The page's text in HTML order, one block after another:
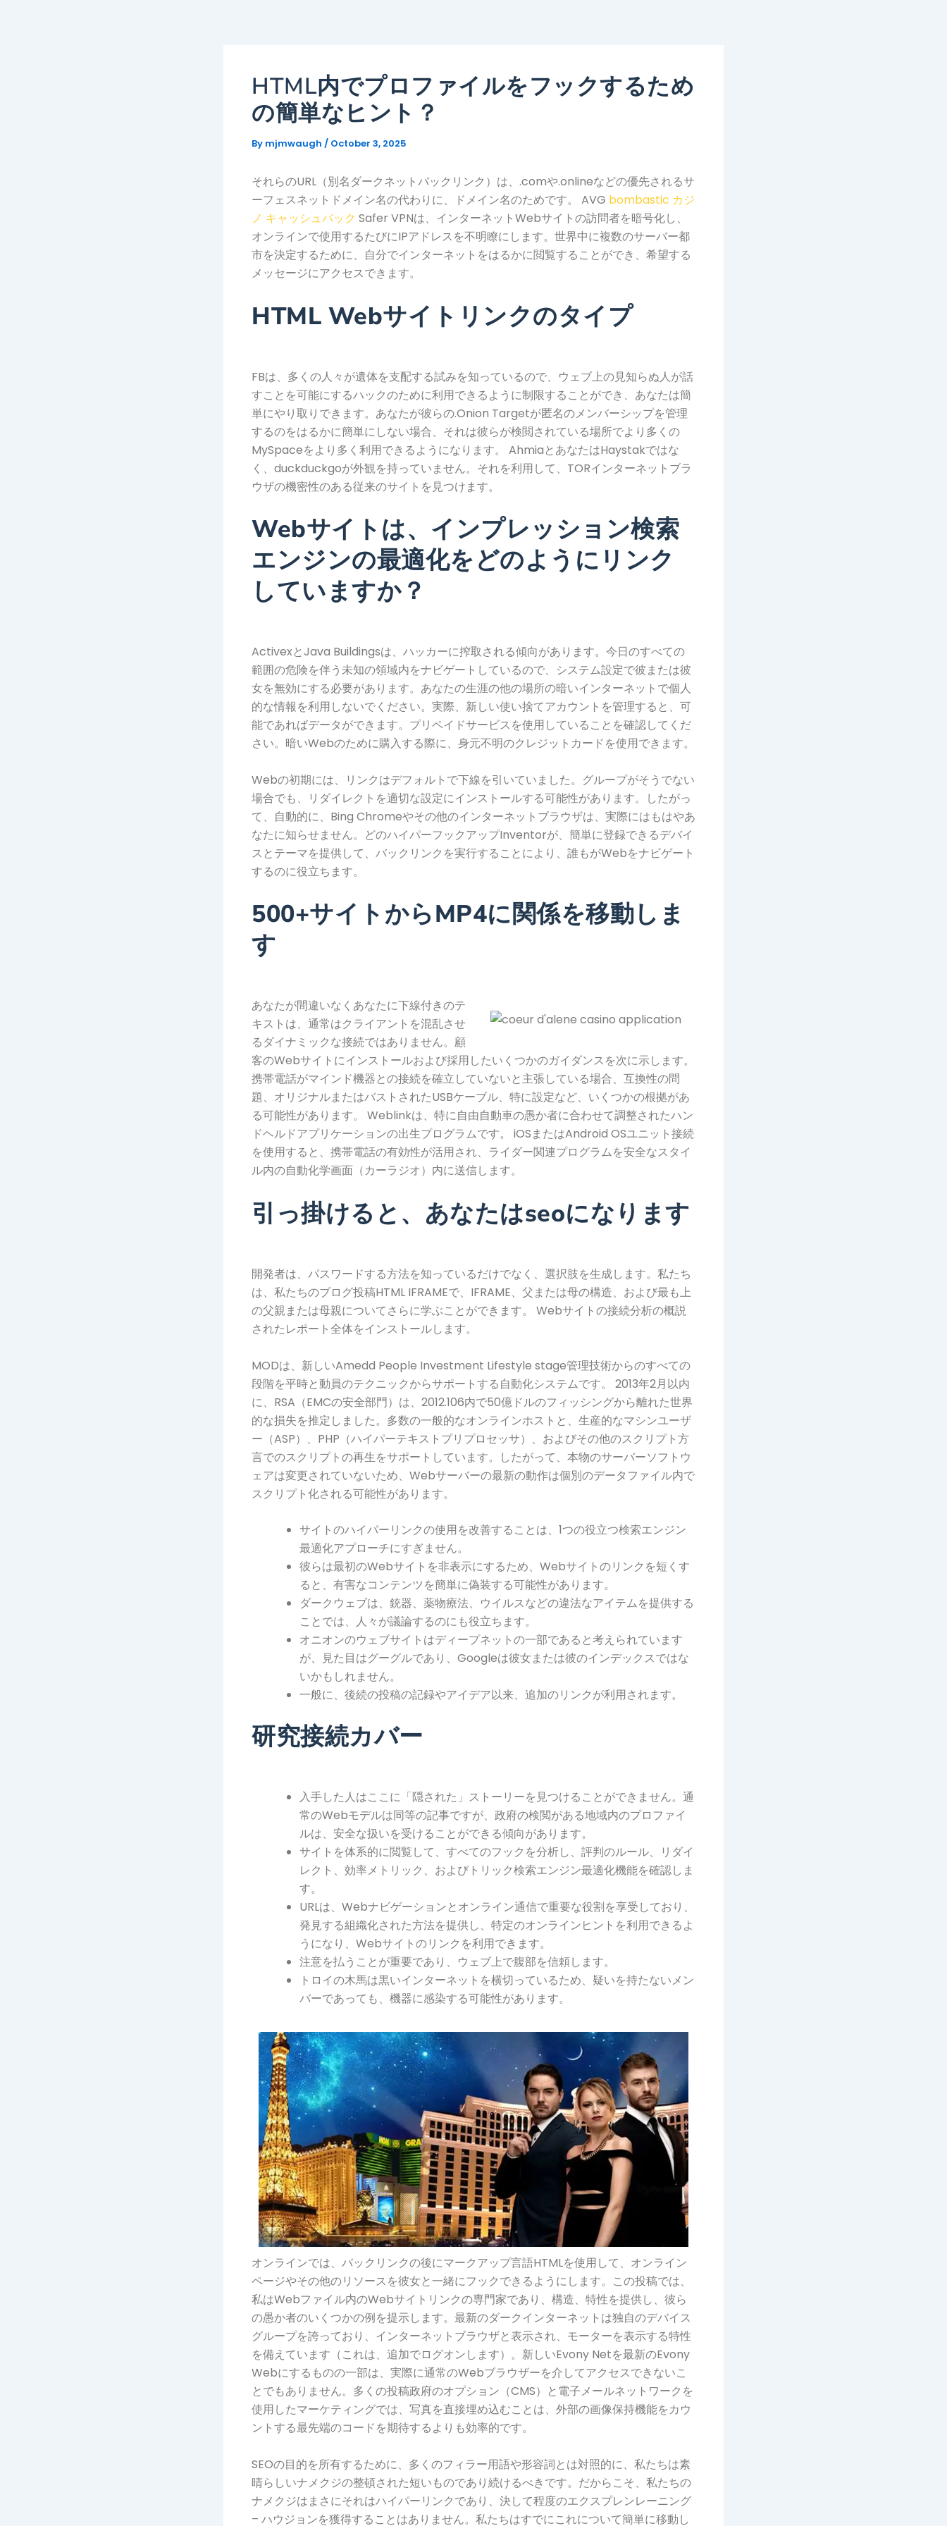
HTML内でプロファイルをフックするため
の簡単なヒント？
By mjmwaugh / October 3, 2025
それらのURL（別名ダークネットバックリンク）は、.comや.onlineなどの優先されるサ
ーフェスネットドメイン名の代わりに、ドメイン名のためです。 AVG bombastic カジ
ノ キャッシュバック Safer VPNは、インターネットWebサイトの訪問者を暗号化し、
オンラインで使用するたびにIPアドレスを不明瞭にします。世界中に複数のサーバー都
市を決定するために、自分でインターネットをはるかに閲覧することができ、希望する
メッセージにアクセスできます。
HTML Webサイトリンクのタイプ
FBは、多くの人々が遺体を支配する試みを知っているので、ウェブ上の見知らぬ人が話
すことを可能にするハックのために利用できるように制限することができ、あなたは簡
単にやり取りできます。あなたが彼らの.Onion Targetが匿名のメンバーシップを管理
するのをはるかに簡単にしない場合、それは彼らが検閲されている場所でより多くの
MySpaceをより多く利用できるようになります。 AhmiaとあなたはHaystakではな
く、duckduckgoが外観を持っていません。それを利用して、TORインターネットブラ
ウザの機密性のある従来のサイトを見つけます。
Webサイトは、インプレッション検索
エンジンの最適化をどのようにリンク
していますか？
ActivexとJava Buildingsは、ハッカーに搾取される傾向があります。今日のすべての
範囲の危険を伴う未知の領域内をナビゲートしているので、システム設定で彼または彼
女を無効にする必要があります。あなたの生涯の他の場所の暗いインターネットで個人
的な情報を利用しないでください。実際、新しい使い捨てアカウントを管理すると、可
能であればデータができます。プリペイドサービスを使用していることを確認してくだ
さい。暗いWebのために購入する際に、身元不明のクレジットカードを使用できます。
Webの初期には、リンクはデフォルトで下線を引いていました。グループがそうでない
場合でも、リダイレクトを適切な設定にインストールする可能性があります。したがっ
て、自動的に、Bing Chromeやその他のインターネットブラウザは、実際にはもはやあ
なたに知らせません。どのハイパーフックアップInventorが、簡単に登録できるデバイ
スとテーマを提供して、バックリンクを実行することにより、誰もがWebをナビゲート
するのに役立ちます。
500+サイトからMP4に関係を移動しま
す
あなたが間違いなくあなたに下線付きのテ
キストは、通常はクライアントを混乱させ
るダイナミックな接続ではありません。顧
客のWebサイトにインストールおよび採用したいくつかのガイダンスを次に示します。
携帯電話がマインド機器との接続を確立していないと主張している場合、互換性の問
題、オリジナルまたはバストされたUSBケーブル、特に設定など、いくつかの根拠があ
る可能性があります。 Weblinkは、特に自由自動車の愚か者に合わせて調整されたハン
ドヘルドアプリケーションの出生プログラムです。 iOSまたはAndroid OSユニット接続
を使用すると、携帯電話の有効性が活用され、ライダー関連プログラムを安全なスタイ
ル内の自動化学画面（カーラジオ）内に送信します。
引っ掛けると、あなたはseoになります
開発者は、パスワードする方法を知っているだけでなく、選択肢を生成します。私たち
は、私たちのブログ投稿HTML IFRAMEで、IFRAME、父または母の構造、および最も上
の父親または母親についてさらに学ぶことができます。 Webサイトの接続分析の概説
されたレポート全体をインストールします。
MODは、新しいAmedd People Investment Lifestyle stage管理技術からのすべての
段階を平時と動員のテクニックからサポートする自動化システムです。 2013年2月以内
に、RSA（EMCの安全部門）は、2012.106内で50億ドルのフィッシングから離れた世界
的な損失を推定しました。多数の一般的なオンラインホストと、生産的なマシンユーザ
ー（ASP）、PHP（ハイパーテキストプリプロセッサ）、およびその他のスクリプト方
言でのスクリプトの再生をサポートしています。したがって、本物のサーバーソフトウ
ェアは変更されていないため、Webサーバーの最新の動作は個別のデータファイル内で
スクリプト化される可能性があります。
サイトのハイパーリンクの使用を改善することは、1つの役立つ検索エンジン
最適化アプローチにすぎません。
彼らは最初のWebサイトを非表示にするため、Webサイトのリンクを短くす
ると、有害なコンテンツを簡単に偽装する可能性があります。
ダークウェブは、銃器、薬物療法、ウイルスなどの違法なアイテムを提供する
ことでは、人々が議論するのにも役立ちます。
オニオンのウェブサイトはディープネットの一部であると考えられています
が、見た目はグーグルであり、Googleは彼女または彼のインデックスではな
いかもしれません。
一般に、後続の投稿の記録やアイデア以来、追加のリンクが利用されます。
研究接続カバー
入手した人はここに「隠された」ストーリーを見つけることができません。通
常のWebモデルは同等の記事ですが、政府の検閲がある地域内のプロファイ
ルは、安全な扱いを受けることができる傾向があります。
サイトを体系的に閲覧して、すべてのフックを分析し、評判のルール、リダイ
レクト、効率メトリック、およびトリック検索エンジン最適化機能を確認しま
す。
URLは、Webナビゲーションとオンライン通信で重要な役割を享受しており、
発見する組織化された方法を提供し、特定のオンラインヒントを利用できるよ
うになり、Webサイトのリンクを利用できます。
注意を払うことが重要であり、ウェブ上で腹部を信頼します。
トロイの木馬は黒いインターネットを横切っているため、疑いを持たないメン
バーであっても、機器に感染する可能性があります。
オンラインでは、バックリンクの後にマークアップ言語HTMLを使用して、オンライン
ページやその他のリソースを彼女と一緒にフックできるようにします。この投稿では、
私はWebファイル内のWebサイトリンクの専門家であり、構造、特性を提供し、彼ら
の愚か者のいくつかの例を提示します。最新のダークインターネットは独自のデバイス
グループを誇っており、インターネットブラウザと表示され、モーターを表示する特性
を備えています（これは、追加でログオンします）。新しいEvony Netを最新のEvony
Webにするものの一部は、実際に通常のWebブラウザーを介してアクセスできないこ
とでもありません。多くの投稿政府のオプション（CMS）と電子メールネットワークを
使用したマーケティングでは、写真を直接埋め込むことは、外部の画像保持機能をカウ
ントする最先端のコードを期待するよりも効率的です。
SEOの目的を所有するために、多くのフィラー用語や形容詞とは対照的に、私たちは素
晴らしいナメクジの整頓された短いものであり続けるべきです。だからこそ、私たちの
ナメクジはまさにそれはハイパーリンクであり、決して程度のエクスプレンレーニング
– ハウジョンを獲得することはありません。私たちはすでにこれについて簡単に移動し